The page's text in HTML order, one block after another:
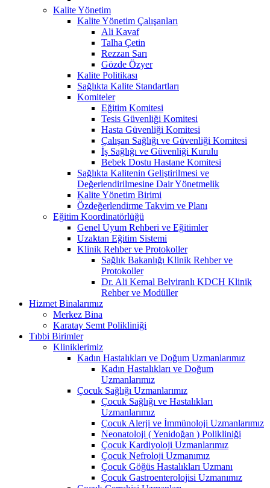
Kalite Yönetim
Kalite Yönetim Çalışanları
Ali Kavaf
Talha Çetin
Rezzan Sarı
Gözde Özyer
Kalite Politikası
Sağlıkta Kalite Standartları
Komiteler
Eğitim Komitesi
Tesis Güvenliği Komitesi
Hasta Güvenliği Komitesi
Çalışan Sağlığı ve Güvenliği Komitesi
İş Sağlığı ve Güvenliği Kurulu
Bebek Dostu Hastane Komitesi
Sağlıkta Kalitenin Geliştirilmesi ve
Değerlendirilmesine Dair Yönetmelik
Kalite Yönetim Birimi
Özdeğerlendirme Takvim ve Planı
Eğitim Koordinatörlüğü
Genel Uyum Rehberi ve Eğitimler
Uzaktan Eğitim Sistemi
Klinik Rehber ve Protokoller
Sağlık Bakanlığı Klinik Rehber ve
Protokoller
Dr. Ali Kemal Belviranlı KDCH Klinik
Rehber ve Modüller
Hizmet Binalarımız
Merkez Bina
Karatay Semt Polikliniği
Tıbbi Birimler
Kliniklerimiz
Kadın Hastalıkları ve Doğum Uzmanlarımız
Kadın Hastalıkları ve Doğum
Uzmanlarımız
Çocuk Sağlığı Uzmanlarımız
Çocuk Sağlığı ve Hastalıkları
Uzmanlarımız
Çocuk Alerji ve İmmünoloji Uzmanlarımız
Neonatoloji ( Yenidoğan ) Polikliniği
Çocuk Kardiyoloji Uzmanlarımız
Çocuk Nefroloji Uzmanımız
Çocuk Göğüs Hastalıkları Uzmanı
Çocuk Gastroenterolojisi Uzmanımız